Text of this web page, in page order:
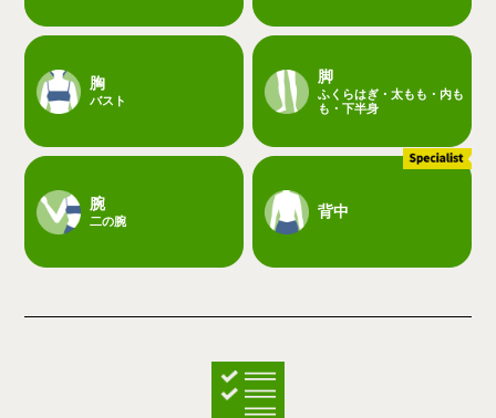
胸
バスト
脚
ふくらはぎ・太もも・内も
も・下半身
腕
二の腕
背中